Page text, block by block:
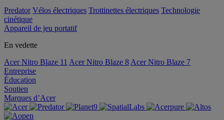
Predator Vélos électriques Trottinettes électriques Technologie
cinétique
Appareil de jeu portatif
En vedette
Acer Nitro Blaze 11 Acer Nitro Blaze 8 Acer Nitro Blaze 7
Entreprise
Éducation
Soutien
Marques d’Acer